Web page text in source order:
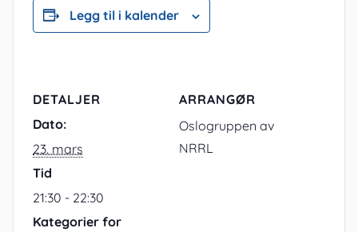
Legg til i kalender
DETALJER
Dato:
23. mars
Tid
21:30 - 22:30
Kategorier for
ARRANGØR
Oslogruppen av
NRRL